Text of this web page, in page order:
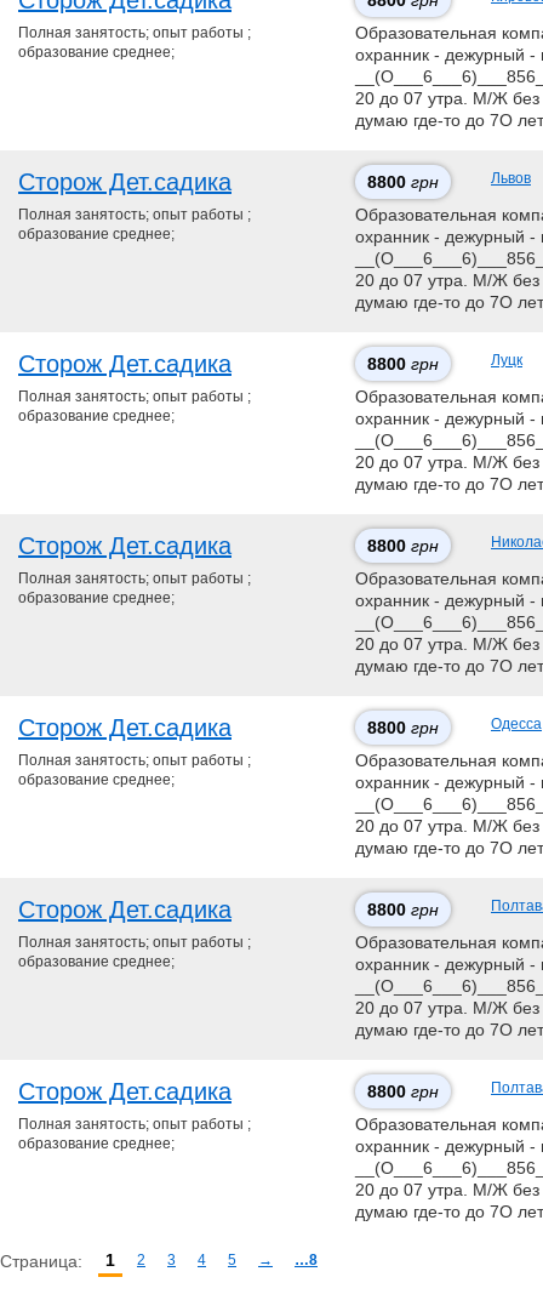
Полная занятость; опыт работы ;
образование среднее;
Образовательная
охранник - дежурный -
20 до 07 утра. М/Ж без
думаю где-то до 7О
Сторож Дет.садика 8800 грн Львов
Полная занятость; опыт работы ;
образование среднее;
Образовательная
охранник - дежурный -
20 до 07 утра. М/Ж без
думаю где-то до 7О
Сторож Дет.садика 8800 грн Луцк
Полная занятость; опыт работы ;
образование среднее;
Образовательная
охранник - дежурный -
20 до 07 утра. М/Ж без
думаю где-то до 7О
Сторож Дет.садика 8800 грн
Полная занятость; опыт работы ;
образование среднее;
Образовательная
охранник - дежурный -
20 до 07 утра. М/Ж без
думаю где-то до 7О
Сторож Дет.садика 8800 грн Одесса
Полная занятость; опыт работы ;
образование среднее;
Образовательная
охранник - дежурный -
20 до 07 утра. М/Ж без
думаю где-то до 7О
Сторож Дет.садика 8800 грн
Полная занятость; опыт работы ;
образование среднее;
Образовательная
охранник - дежурный -
20 до 07 утра. М/Ж без
думаю где-то до 7О
Сторож Дет.садика 8800 грн
Полная занятость; опыт работы ;
образование среднее;
Образовательная
охранник - дежурный -
20 до 07 утра. М/Ж без
думаю где-то до 7О
Страница: 1 2 3 4 5 → …8